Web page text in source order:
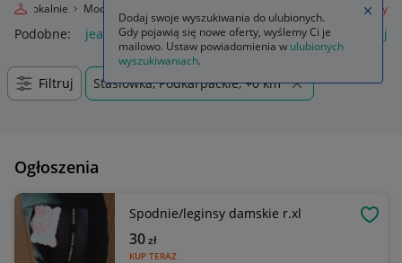
Lokalnie Moda Jeansy
Podobne: jeansy jeansy damskie jeansy wendy trendy
Filtruj Stasiówka, Podkarpackie, +0 km
Ogłoszenia
Spodnie/leginsy damskie r.xl
KUP TERAZ
30zł
Dodaj swoje wyszukiwania do ulubionych.
Gdy pojawią się nowe oferty, wyślemy Ci je
mailowo. Ustaw powiadomienia w ulubionych
wyszukiwaniach.